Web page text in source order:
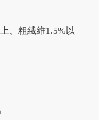
、粗繊維1.5%以